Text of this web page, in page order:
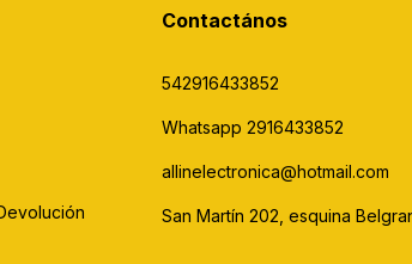
Contactános
542916433852
Whatsapp 2916433852
allinelectronica@hotmail.com
San Martín 202, esquina